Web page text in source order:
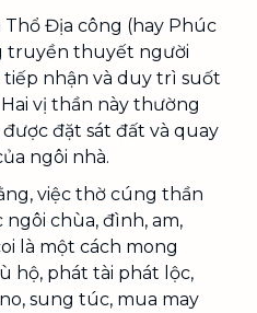
Thổ Địa công (hay Phúc
truyền thuyết người
tiếp nhận và duy trì suốt
vị thần này thường
đặt sát đất và quay
ngôi nhà.
việc thờ cúng thần
chùa, đình, am,
là một cách mong
hộ, phát tài phát lộc,
sung túc, mua may